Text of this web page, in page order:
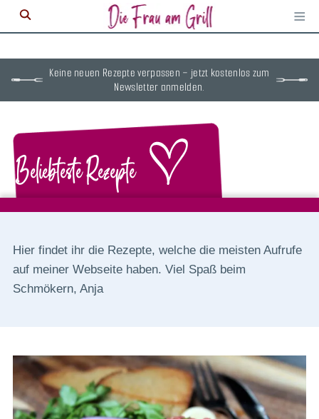
≡
Keine neuen Rezepte verpassen – jetzt kostenlos zum
Newsletter anmelden.
Beliebteste Rezepte
Hier findet ihr die Rezepte, welche die meisten Aufrufe
auf meiner Webseite haben. Viel Spaß beim
Schmökern, Anja